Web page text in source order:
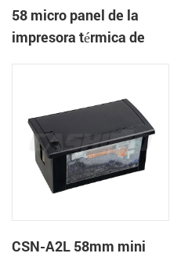
58 micro panel de la
impresora térmica de
CSN-A2L 58mm mini